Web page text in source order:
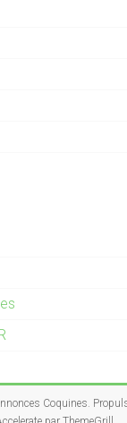
Coquines.